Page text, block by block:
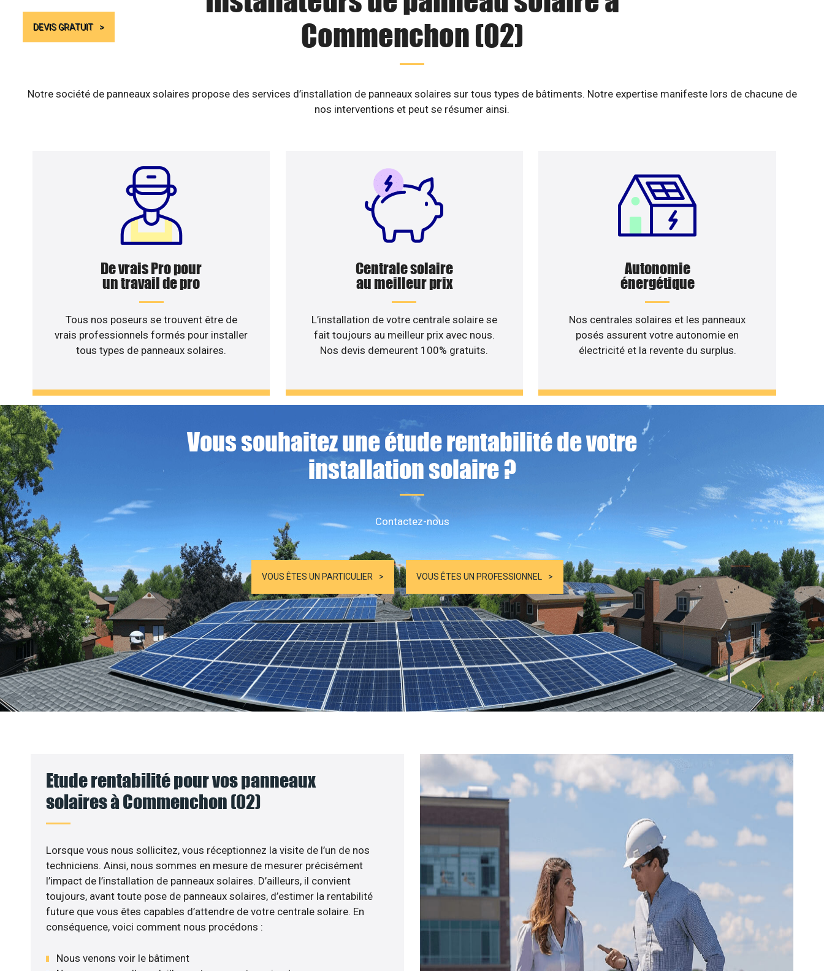
DEVIS GRATUIT
Commenchon (02)
Notre société de panneaux solaires propose des services d’installation de panneaux solaires sur tous types de bâtiments. Notre expertise manifeste lors de chacune de
nos interventions et peut se résumer ainsi.
De vrais Pro pour
un travail de pro
Tous nos poseurs se trouvent être de
vrais professionnels formés pour installer
tous types de panneaux solaires.
Centrale solaire
au meilleur prix
L’installation de votre centrale solaire se
fait toujours au meilleur prix avec nous.
Nos devis demeurent 100% gratuits.
Autonomie
énergétique
Nos centrales solaires et les panneaux
posés assurent votre autonomie en
électricité et la revente du surplus.
Vous souhaitez une étude rentabilité de votre
installation solaire ?
Contactez-nous
VOUS ÊTES UN PARTICULIER VOUS ÊTES UN PROFESSIONNEL
Etude rentabilité pour vos panneaux
solaires à Commenchon (02)
Lorsque vous nous sollicitez, vous réceptionnez la visite de l’un de nos
techniciens. Ainsi, nous sommes en mesure de mesurer précisément
l’impact de l’installation de panneaux solaires. D’ailleurs, il convient
toujours, avant toute pose de panneaux solaires, d’estimer la rentabilité
future que vous êtes capables d’attendre de votre centrale solaire. En
conséquence, voici comment nous procédons :
Nous venons voir le bâtiment